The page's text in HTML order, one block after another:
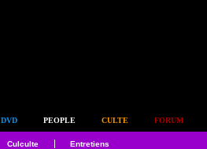
DVD PEOPLE CULTE FORUM
Culculte Entretiens